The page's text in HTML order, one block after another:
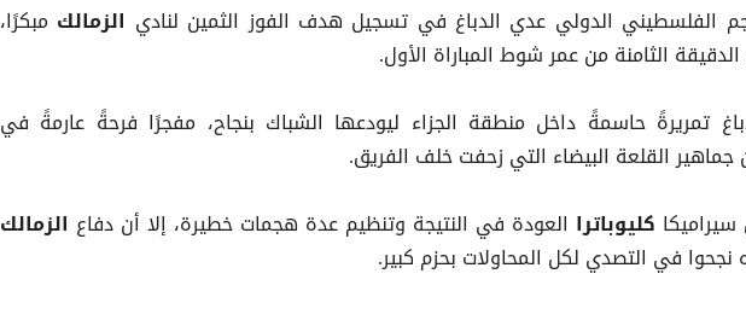
الفلسطيني الدولي عدي الدباغ في تسجيل هدف الفوز الثمين لنادي الزمالك مبكرًا،
الثامنة من عمر شوط المباراة الأول.
تمريرةً حاسمةً داخل منطقة الجزاء ليودعها الشباك بنجاح، مفجرًا فرحةً عارمةً في
جماهير القلعة البيضاء التي زحفت خلف الفريق.
كليوباترا العودة في النتيجة وتنظيم عدة هجمات خطيرة، إلا أن دفاع الزمالك
في التصدي لكل المحاولات بحزم كبير.